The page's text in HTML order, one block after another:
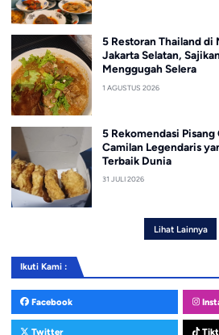
5 Restoran Thailand di
Jakarta Selatan,
Menggugah Selera
1 AGUSTUS 2026
5 Rekomendasi
Camilan Legendaris
Terbaik Dunia
31 JULI 2026
Lihat Lainnya
Ikuti Kami :
Facebook
Twitter